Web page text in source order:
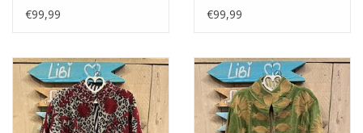
€99,99
€99,99